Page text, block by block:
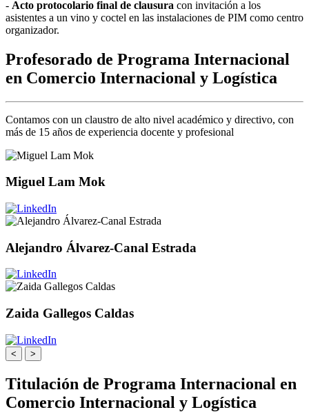
- Acto protocolario final de clausura con invitación a los
asistentes a un vino y coctel en las instalaciones de PIM como centro
organizador.
Profesorado de Programa Internacional
en Comercio Internacional y Logística
Contamos con un claustro de alto nivel académico y directivo, con
más de 15 años de experiencia docente y profesional
Miguel Lam Mok
Alejandro Álvarez-Canal Estrada
Zaida Gallegos Caldas
< >
Titulación de Programa Internacional en
Comercio Internacional y Logística